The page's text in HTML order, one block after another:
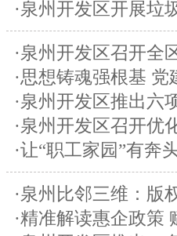
·泉州开发区开展垃
·泉州开发区召开全
·思想铸魂强根基
·泉州开发区推出六
·泉州开发区召开优
·让“职工家园”有奔
·泉州比邻三维：版
·精准解读惠企政策